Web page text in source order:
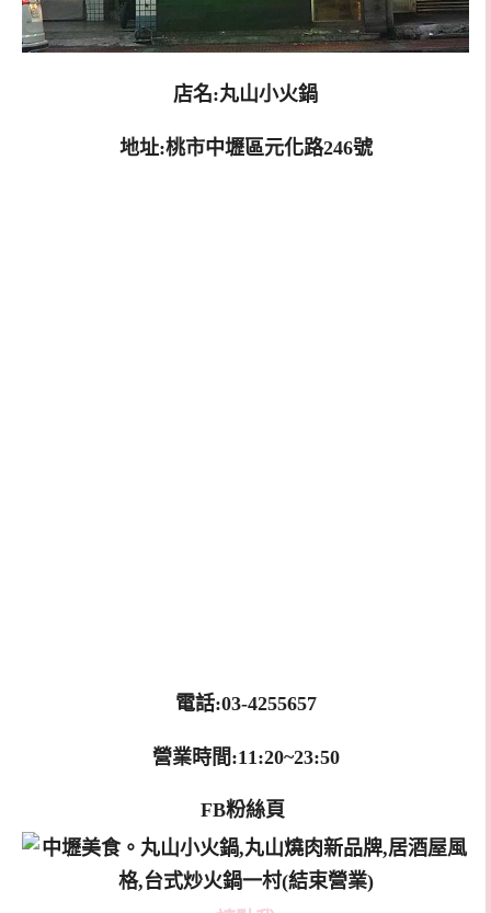
店名:丸山小火鍋
地址:桃市中壢區元化路246號
電話:03-4255657
營業時間:11:20~23:50
FB粉絲頁